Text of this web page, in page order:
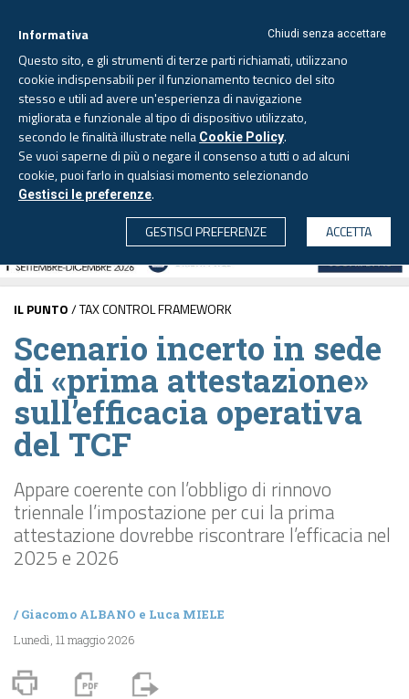
CERCA
Lunedì, 10 agosto 2026 - Aggiornato alle 6.00
IL PUNTO/ TAX CONTROL FRAMEWORK
Scenario incerto in sede
di «prima attestazione»
sull’efficacia operativa
del TCF
Appare coerente con l’obbligo di rinnovo
triennale l’impostazione per cui la prima
attestazione dovrebbe riscontrare l’efficacia nel
2025 e 2026
/Giacomo ALBANO e Luca MIELE
Lunedì, 11 maggio 2026
Chiudi senza accettare
Informativa
Questo sito, e gli strumenti di terze parti richiamati, utilizzano
cookie indispensabili per il funzionamento tecnico del sito
stesso e utili ad avere un'esperienza di navigazione
migliorata e funzionale al tipo di dispositivo utilizzato,
secondo le finalità illustrate nella Cookie Policy.
Se vuoi saperne di più o negare il consenso a tutti o ad alcuni
cookie, puoi farlo in qualsiasi momento selezionando
Gestisci le preferenze.
GESTISCI PREFERENZE
ACCETTA